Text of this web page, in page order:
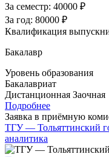
За семестр: 40000 ₽
За год: 80000 ₽
Квалификация
Бакалавр
Уровень образования
Бакалавриат
Дистанционная Заочная
Подробнее
Заявка в приёмную
ТГУ — Тольяттинский
аналитика